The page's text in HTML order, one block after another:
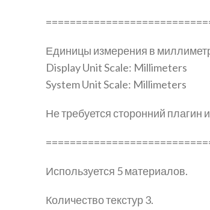
Единицы измерения в
Display Unit Scale: Millimeters
System Unit Scale: Millimeters
Не требуется сторонний плагин
Используется 5 материалов.
Количество текстур 3.